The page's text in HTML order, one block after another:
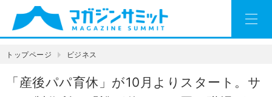
トップページ ビジネス
「産後パパ育休」が10月よりスタート。サ